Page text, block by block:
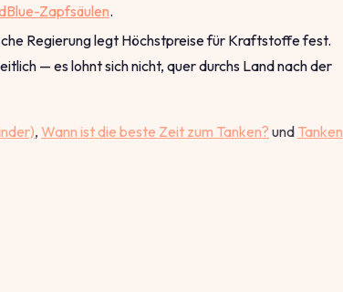
Zapfsäulen.
Regierung legt Höchstpreise für Kraftstoffe fest.
— es lohnt sich nicht, quer durchs Land nach der
, Wann ist die beste Zeit zum Tanken? und Tanken